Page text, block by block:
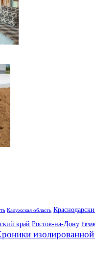
Калужская область
край Ростов-на-Дону